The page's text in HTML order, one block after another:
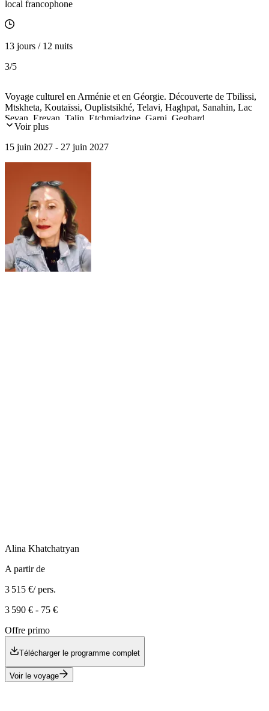
local francophone
13 jours / 12 nuits
3/5
Voyage culturel en Arménie et en Géorgie. Découverte de Tbilissi,
Mtskheta, Koutaïssi, Ouplistsikhé, Telavi, Haghpat, Sanahin, Lac
Sevan, Erevan, Talin, Etchmiadzine, Garni, Geghard.
Voir plus
15 juin 2027 - 27 juin 2027
Alina Khatchatryan
A partir de
3 515 €/ pers.
3 590 € - 75 €
Offre primo
Télécharger le programme complet
Voir le voyage